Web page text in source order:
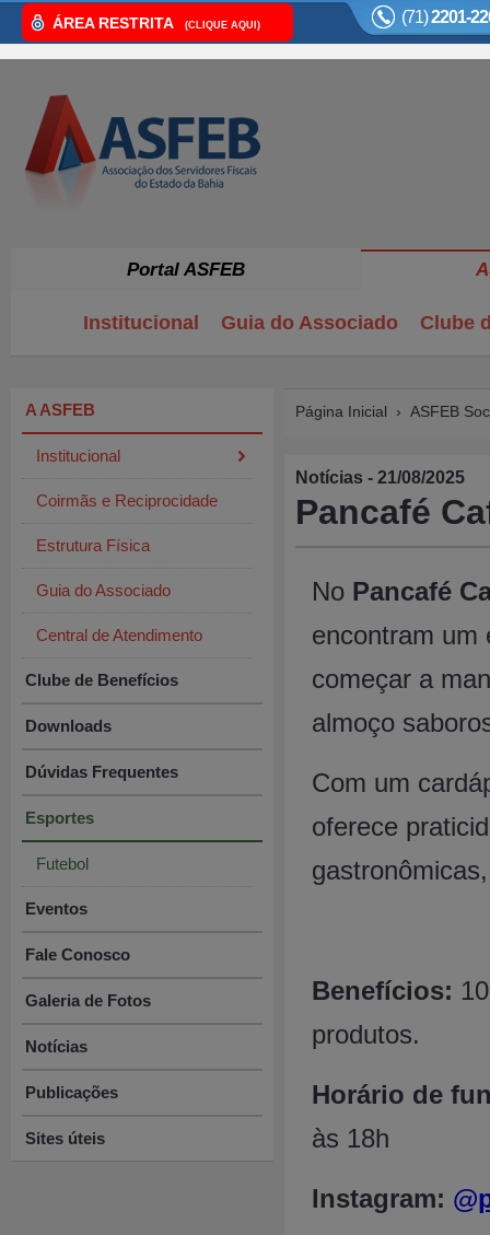
ÁREA RESTRITA (CLIQUE AQUI) (71)2201-
Portal ASFEB
Institucional Guia do Associado Clube
A ASFEB
Institucional
Coirmãs e Reciprocidade
Estrutura Física
Guia do Associado
Central de Atendimento
Clube de Benefícios
Downloads
Dúvidas Frequentes
Esportes
Futebol
Eventos
Fale Conosco
Galeria de Fotos
Notícias
Publicações
Sites úteis
Página Inicial › ASFEB
Notícias - 21/08/2025
Pancafé
No Pancafé
encontram um
começar a
almoço
Com um
oferece
Benefícios:
produtos.
Horário de
às 18h
Instagram: @